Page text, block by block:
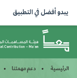
يبدو أفضل في التطبيق
الرئيسية دعم مهمتنا